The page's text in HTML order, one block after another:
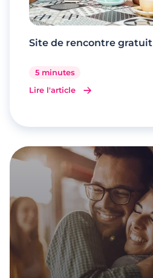
Site de rencontre gratuit
5 minutes
Lire l'article